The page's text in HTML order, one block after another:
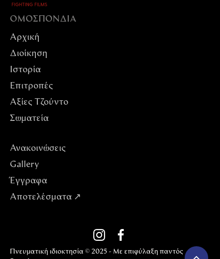
ΟΜΟΣΠΟΝΔIΑ
Αρχική
Διοίκηση
Ιστορία
Επιτροπές
Αξίες Tζούντο
Σωματεία
Ανακοινώσεις
Gallery
Έγγραφα
Αποτελέσματα ↗
Πνευματική ιδιοκτησία © 2025 - Με επιφύλαξη παντός